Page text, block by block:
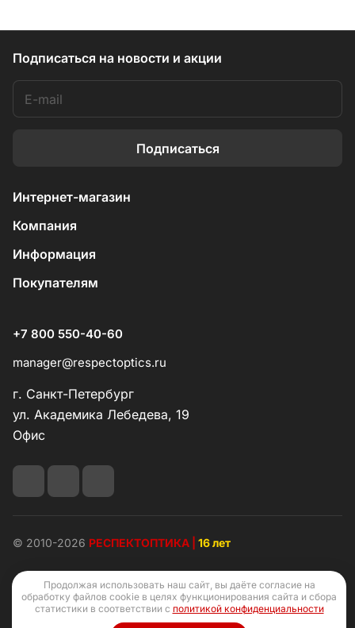
Подписаться на новости и акции
Подписаться
Интернет-магазин
Компания
Информация
Покупателям
+7 800 550-40-60
manager@respectoptics.ru
г. Санкт-Петербург
ул. Академика Лебедева, 19
Офис
© 2010-2026 РЕСПЕКТОПТИКА | 16 лет
Конфиденциальность Оферта
Продолжая использовать наш сайт, вы даёте согласие на
обработку файлов cookie в целях функционирования сайта и сбора
статистики в соответствии с политикой конфиденциальности